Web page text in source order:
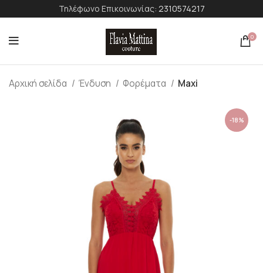
Τηλέφωνο Επικοινωνίας: 2310574217
0
Αρχική σελίδα Ένδυση Φορέματα Maxi
-18%